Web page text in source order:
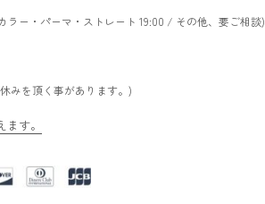
ラー・パーマ・ストレート 19:00 / その他、要ご相談)
みを頂く事があります。)
す。